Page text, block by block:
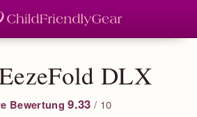
DLX
Bewertung 9.33 / 10